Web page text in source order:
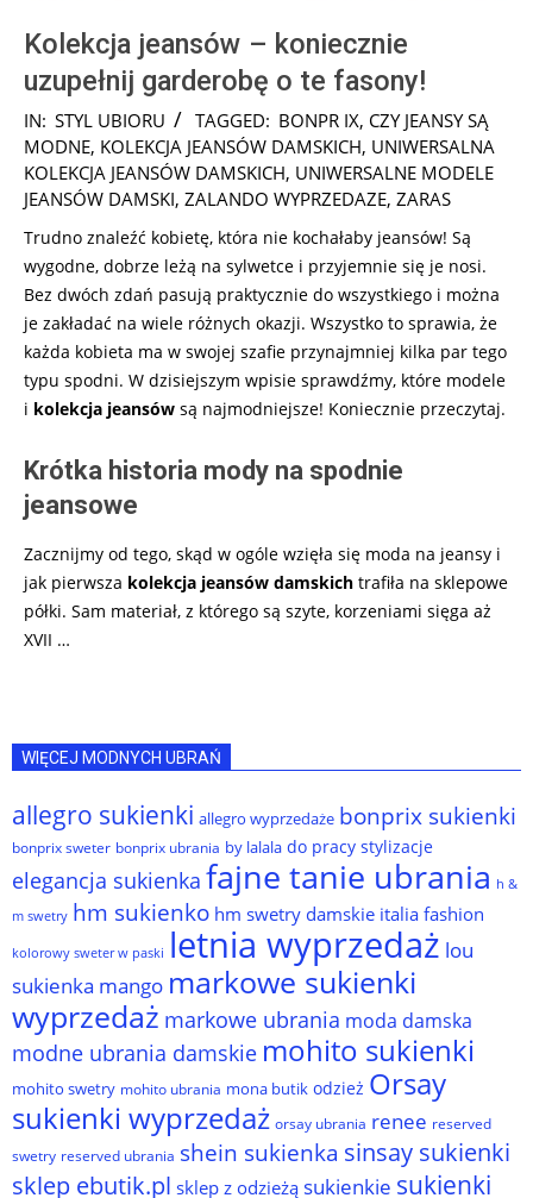
Kolekcja jeansów – koniecznie
uzupełnij garderobę o te fasony!
2025-
06-
10
IN: STYL UBIORU TAGGED: BONPR IX, CZY JEANSY SĄ
MODNE, KOLEKCJA JEANSÓW DAMSKICH, UNIWERSALNA
KOLEKCJA JEANSÓW DAMSKICH, UNIWERSALNE MODELE
JEANSÓW DAMSKI, ZALANDO WYPRZEDAZE, ZARAS
Trudno znaleźć kobietę, która nie kochałaby jeansów! Są
wygodne, dobrze leżą na sylwetce i przyjemnie się je nosi.
Bez dwóch zdań pasują praktycznie do wszystkiego i można
je zakładać na wiele różnych okazji. Wszystko to sprawia, że
każda kobieta ma w swojej szafie przynajmniej kilka par tego
typu spodni. W dzisiejszym wpisie sprawdźmy, które modele
i kolekcja jeansów są najmodniejsze! Koniecznie przeczytaj.
Krótka historia mody na spodnie
jeansowe
Zacznijmy od tego, skąd w ogóle wzięła się moda na jeansy i
jak pierwsza kolekcja jeansów damskich trafiła na sklepowe
półki. Sam materiał, z którego są szyte, korzeniami sięga aż
XVII …
WIĘCEJ MODNYCH UBRAŃ
allegro sukienki allegro wyprzedaże bonprix sukienki
bonprix sweter bonprix ubrania by lalala do pracy stylizacje
elegancja sukienka fajne tanie ubrania h &
m swetry hm sukienko hm swetry damskie italia fashion
kolorowy sweter w paski letnia wyprzedaż lou
sukienka mango markowe sukienki
wyprzedaż markowe ubrania moda damska
modne ubrania damskie mohito sukienki
mohito swetry mohito ubrania mona butik odzież Orsay
sukienki wyprzedaż orsay ubrania renee reserved
swetry reserved ubrania shein sukienka sinsay sukienki
sklep ebutik.pl sklep z odzieżą sukienkie sukienki